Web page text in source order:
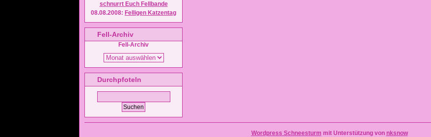
schnurrt Euch Fellbande
08.08.2008: Felligen Katzentag
Fell-Archiv
Fell-Archiv
Durchpfoteln
Wordpress Schneesturm mit Unterstützung von nksnow